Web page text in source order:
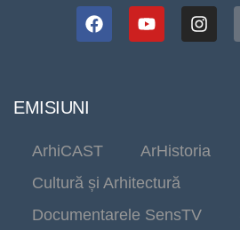
EMISIUNI
ArhiCAST
ArHistoria
Cultură și Arhitectură
Documentarele SensTV